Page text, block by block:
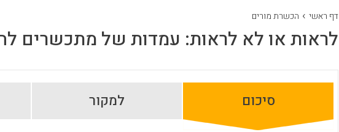
דף ראשי › הכשרת מורים
לראות או לא לראות: עמדות של מתכשרים
סיכום למקור